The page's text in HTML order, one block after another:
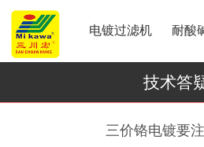
电镀过滤机 耐酸
技术答
三价铬电镀要